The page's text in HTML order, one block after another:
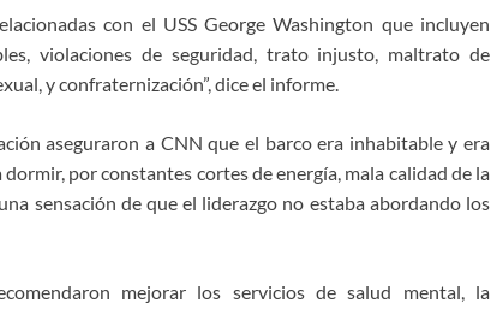
con el USS George Washington que incluyen
violaciones de seguridad, trato injusto, maltrato de
y confraternización”, dice el informe.
aseguraron a CNN que el barco era inhabitable y era
por constantes cortes de energía, mala calidad de la
sensación de que el liderazgo no estaba abordando los
mejorar los servicios de salud mental, la